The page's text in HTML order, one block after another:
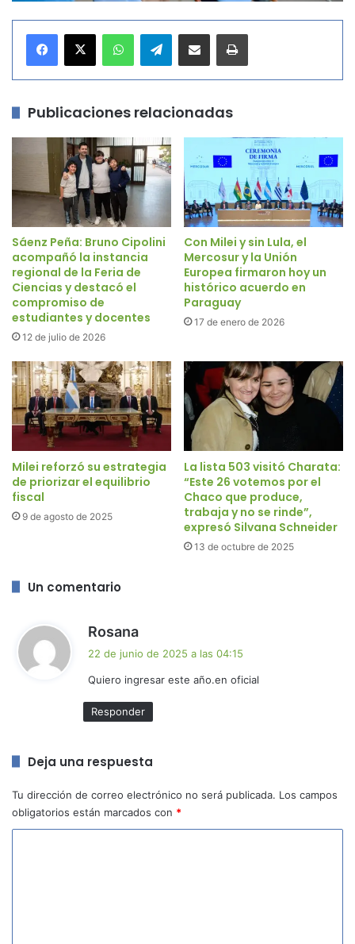
Telegram
Publicaciones relacionadas
Sáenz Peña: Bruno Cipolini
acompañó la instancia
regional de la Feria de
Ciencias y destacó el
compromiso de
estudiantes y docentes
12 de julio de 2026
Con Milei y sin Lula, el
Mercosur y la Unión
Europea firmaron hoy un
histórico acuerdo en
Paraguay
17 de enero de 2026
Milei reforzó su estrategia
de priorizar el equilibrio
fiscal
9 de agosto de 2025
La lista 503 visitó Charata:
“Este 26 votemos por el
Chaco que produce,
trabaja y no se rinde”,
expresó Silvana Schneider
13 de octubre de 2025
Un comentario
Rosana
e
:
22 de junio de 2025 a las 04:15
Quiero ingresar este año.en oficial
Responder
Deja una respuesta
Tu dirección de correo electrónico no será publicada. Los campos
obligatorios están marcados con *